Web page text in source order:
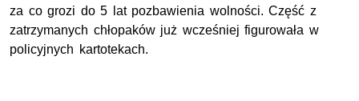
za co grozi do 5 lat pozbawienia wolności. Część z
zatrzymanych chłopaków już wcześniej figurowała w
policyjnych kartotekach.